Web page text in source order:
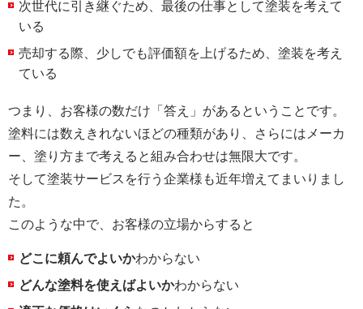
次世代に引き継ぐため、最後の仕事として塗装を考えて
いる
売却する際、少しでも評価額を上げるため、塗装を考え
ている
つまり、お客様の数だけ「答え」があるということです。
塗料には数えきれないほどの種類があり、さらにはメーカ
ー、塗り方まで考えると組み合わせは無限大です。
そして塗装サービスを行う企業様も近年増えてまいりまし
た。
このような中で、お客様の立場からすると
どこに頼んでよいかわからない
どんな塗料を使えばよいかわからない